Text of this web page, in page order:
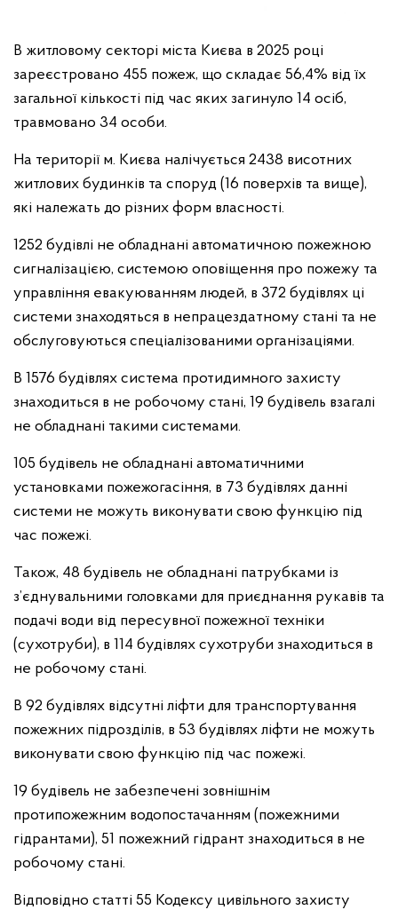
В житловому секторі міста Києва в 2025 році
зареєстровано 455 пожеж, що складає 56,4% від їх
загальної кількості під час яких загинуло 14 осіб,
травмовано 34 особи.
На території м. Києва налічується 2438 висотних
житлових будинків та споруд (16 поверхів та вище),
які належать до різних форм власності.
1252 будівлі не обладнані автоматичною пожежною
сигналізацією, системою оповіщення про пожежу та
управління евакуюванням людей, в 372 будівлях ці
системи знаходяться в непрацездатному стані та не
обслуговуються спеціалізованими організаціями.
В 1576 будівлях система протидимного захисту
знаходиться в не робочому стані, 19 будівель взагалі
не обладнані такими системами.
105 будівель не обладнані автоматичними
установками пожежогасіння, в 73 будівлях данні
системи не можуть виконувати свою функцію під
час пожежі.
Також, 48 будівель не обладнані патрубками із
з’єднувальними головками для приєднання рукавів та
подачі води від пересувної пожежної техніки
(сухотруби), в 114 будівлях сухотруби знаходиться в
не робочому стані.
В 92 будівлях відсутні ліфти для транспортування
пожежних підрозділів, в 53 будівлях ліфти не можуть
виконувати свою функцію під час пожежі.
19 будівель не забезпечені зовнішнім
протипожежним водопостачанням (пожежними
гідрантами), 51 пожежний гідрант знаходиться в не
робочому стані.
Відповідно статті 55 Кодексу цивільного захисту